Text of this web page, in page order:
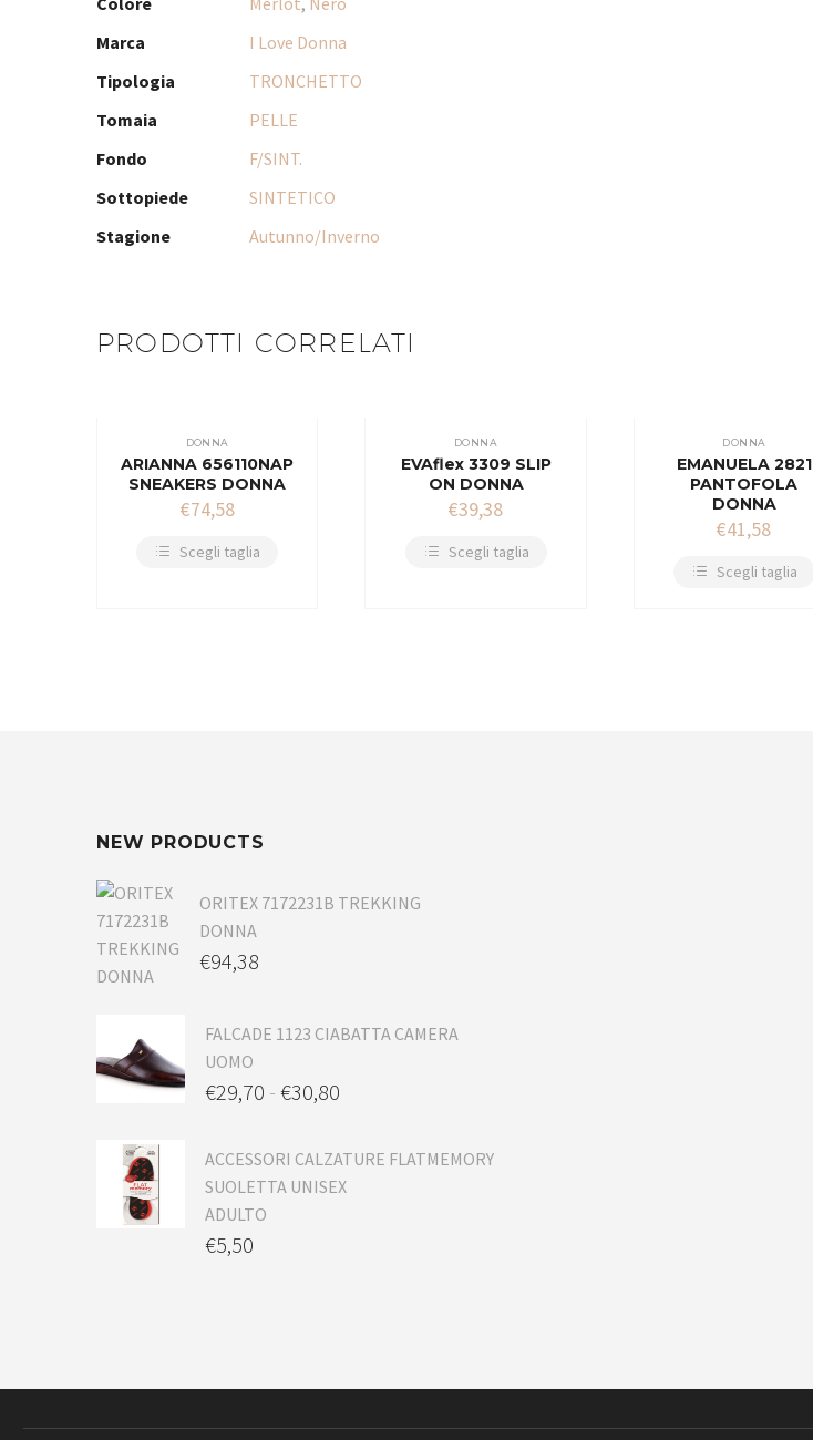
Marca
I Love Donna
Tipologia
TRONCHETTO
Tomaia
PELLE
Fondo
F/SINT.
Sottopiede
SINTETICO
Stagione
Autunno/Inverno
PRODOTTI CORRELATI
DONNA
ARIANNA 656110NAP
SNEAKERS DONNA
€74,58
Scegli taglia
DONNA
EVAflex 3309 SLIP
ON DONNA
€39,38
Scegli taglia
DONNA
EMANUELA 2821
PANTOFOLA
DONNA
€41,58
Scegli taglia
NEW PRODUCTS
ORITEX 7172231B TREKKING
DONNA
€94,38
FALCADE 1123 CIABATTA CAMERA
UOMO
€29,70 - €30,80
ACCESSORI CALZATURE FLATMEMORY
SUOLETTA UNISEX
ADULTO
€5,50